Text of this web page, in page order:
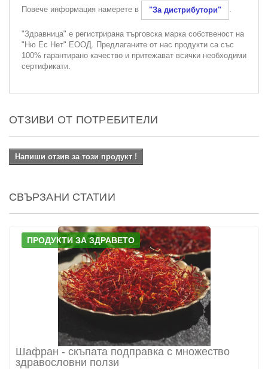
Повече информация намерете в
"За дистрибутори" .
"Здравница" е регистрирана търговска марка собственост на
"Ню Ес Нет" ЕООД. Предлаганите от нас продукти са със
100% гарантирано качество и притежават всички необходими
сертификати.
ОТЗИВИ ОТ ПОТРЕБИТЕЛИ
Напиши отзив за този продукт !
СВЪРЗАНИ СТАТИИ
ПРОДУКТИ ЗА ЗДРАВЕТО
Шафран - скъпата подправка с множество
здравословни ползи